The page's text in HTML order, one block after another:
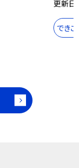
更新日
できご